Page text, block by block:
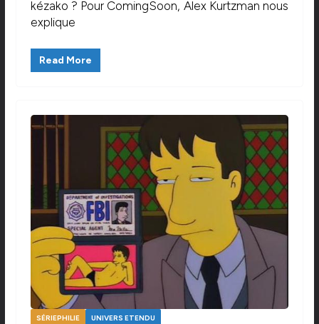
kézako ? Pour ComingSoon, Alex Kurtzman nous
explique
Read More
SÉRIEPHILIE UNIVERS ETENDU